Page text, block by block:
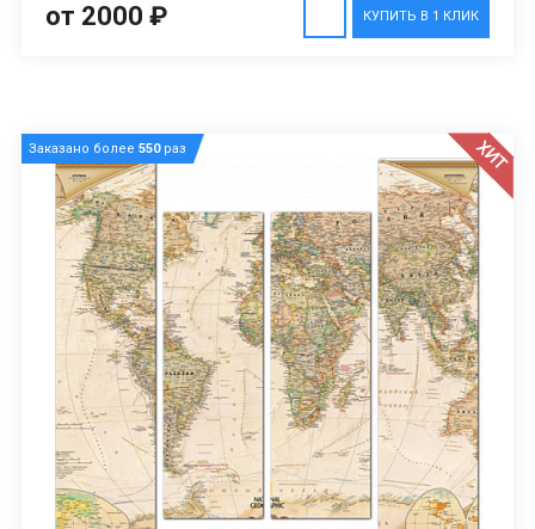
КУПИТЬ В 1 КЛИК
от 2000 ₽
Заказано более 550раз ХИТ